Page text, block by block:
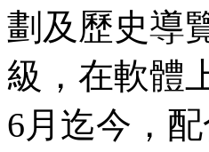
劃及歷史導
級，在軟體
6月迄今，